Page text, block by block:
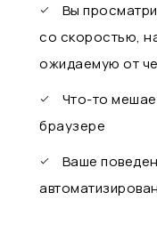
Вы
со скоростью,
ожидаемую от
Что-то
браузере
Ваше